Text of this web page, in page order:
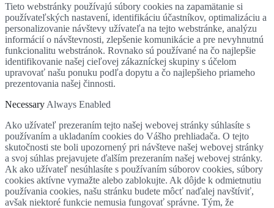
Tieto webstránky používajú súbory cookies na zapamätanie si
používateľských nastavení, identifikáciu účastníkov, optimalizáciu a
personalizovanie návštevy užívateľa na tejto webstránke, analýzu
informácií o návštevnosti, zlepšenie komunikácie a pre nevyhnutnú
funkcionalitu webstránok. Rovnako sú používané na čo najlepšie
identifikovanie našej cieľovej zákazníckej skupiny s účelom
upravovať našu ponuku podľa dopytu a čo najlepšieho priameho
prezentovania našej činnosti.
Necessary Always Enabled
Ako užívateľ prezeraním tejto našej webovej stránky súhlasíte s
používaním a ukladaním cookies do Vášho prehliadača. O tejto
skutočnosti ste boli upozornený pri návšteve našej webovej stránky
a svoj súhlas prejavujete ďalším prezeraním našej webovej stránky.
Ak ako užívateľ nesúhlasíte s používaním súborov cookies, súbory
cookies aktívne vymažte alebo zablokujte. Ak dôjde k odmietnutiu
používania cookies, našu stránku budete môcť naďalej navštíviť,
avšak niektoré funkcie nemusia fungovať správne. Tým, že